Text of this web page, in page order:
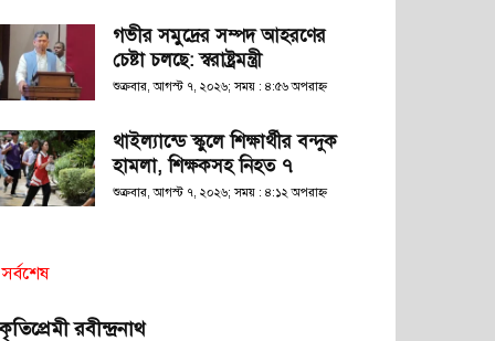
গভীর সমুদ্রের সম্পদ আহরণের
চেষ্টা চলছে: স্বরাষ্ট্রমন্ত্রী
শুক্রবার, আগস্ট ৭, ২০২৬; সময় : ৪:৫৬ অপরাহ্ণ
থাইল্যান্ডে স্কুলে শিক্ষার্থীর বন্দুক
হামলা, শিক্ষকসহ নিহত ৭
শুক্রবার, আগস্ট ৭, ২০২৬; সময় : ৪:১২ অপরাহ্ণ
সর্বশেষ
রবীন্দ্রনাথ